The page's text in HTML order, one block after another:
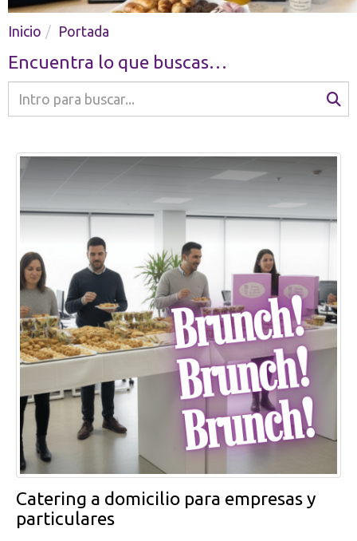
Catering en Madrid
Inicio Portada
Encuentra lo que buscas…
Catering a domicilio para empresas y
particulares